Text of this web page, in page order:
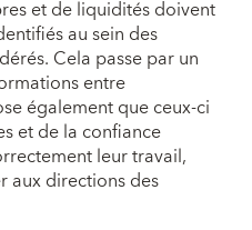
et de liquidités doivent
au sein des
Cela passe par un
entre
également que ceux-ci
et de la confiance
leur travail,
aux directions des